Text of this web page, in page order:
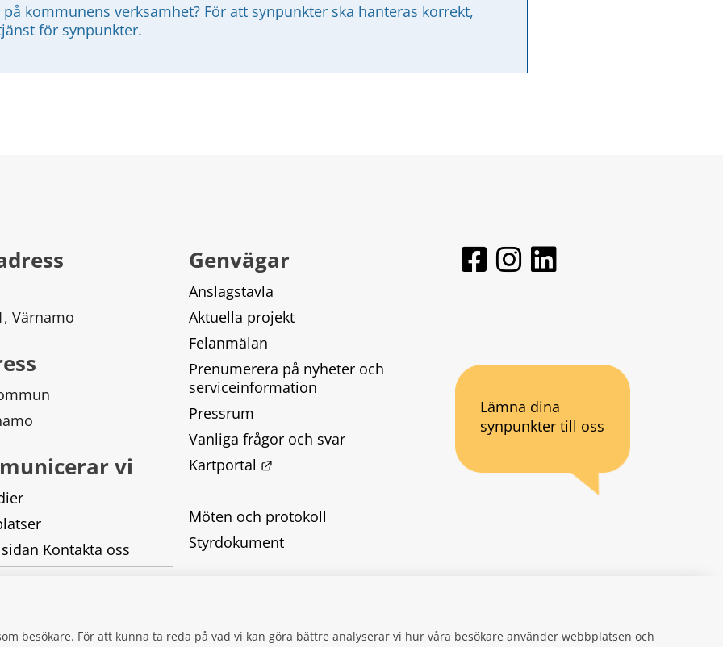
besökare. För att kunna ta reda på vad vi kan göra bättre analyserar vi hur våra besökare använder webbplatsen och
kommunens verksamhet? För att synpunkter ska hanteras korrekt,
för synpunkter.
Värnamo
vi
Kontakta oss
Genvägar
Anslagstavla
Aktuella projekt
Felanmälan
Prenumerera på nyheter och
serviceinformation
Pressrum
Vanliga frågor och svar
Kartportal
Möten och protokoll
Styrdokument
Lämna dina
synpunkter till oss